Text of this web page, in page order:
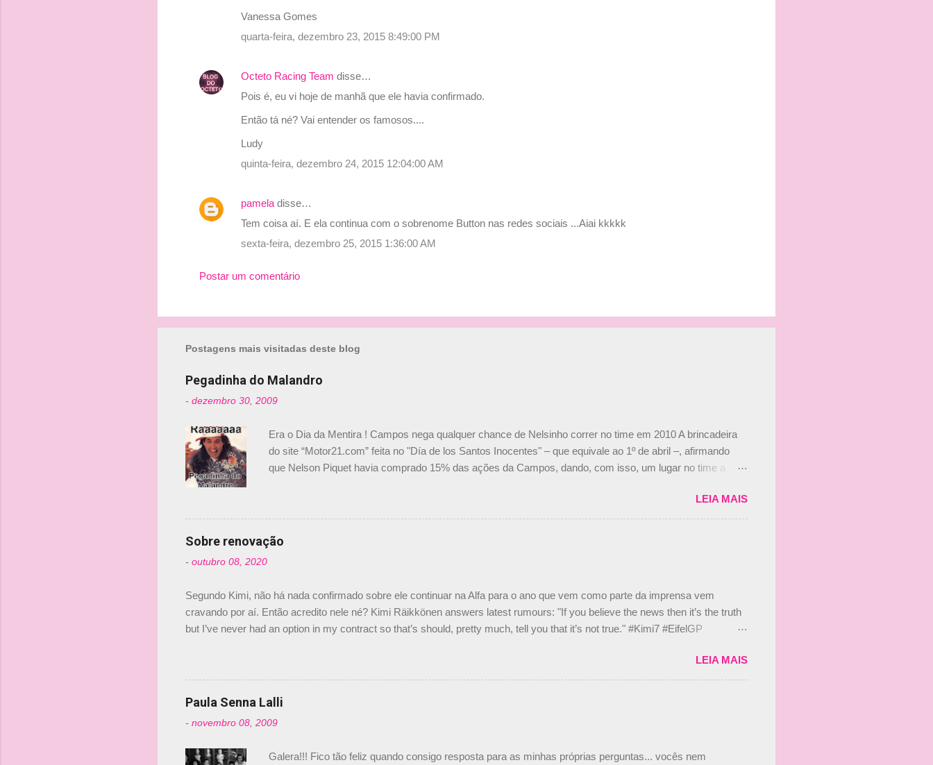
Vanessa Gomes
quarta-feira, dezembro 23, 2015 8:49:00 PM
Octeto Racing Team disse…
Pois é, eu vi hoje de manhã que ele havia confirmado.
Então tá né? Vai entender os famosos....
Ludy
quinta-feira, dezembro 24, 2015 12:04:00 AM
pamela disse…
Tem coisa aí. E ela continua com o sobrenome Button nas redes sociais ...Aiai kkkkk
sexta-feira, dezembro 25, 2015 1:36:00 AM
Postar um comentário
Postagens mais visitadas deste blog
Pegadinha do Malandro
- dezembro 30, 2009
Era o Dia da Mentira ! Campos nega qualquer chance de Nelsinho correr no time em 2010 A brincadeira
do site “Motor21.com” feita no "Día de los Santos Inocentes" – que equivale ao 1º de abril –, afirmando
que Nelson Piquet havia comprado 15% das ações da Campos, dando, com isso, um lugar no time a
dirigente foi taxativo ao declarar que o brasileiro não será o companheiro de Bruno Senna em 2010. "Na
verdade, nós recebemos uma oferta de Piquet", admitiu Audetto. “Mas depois de ter assinado com Bruno
Senna, não podemos ter dois brasileiros”, explicou, dizendo ainda que não tem nada contra o filho do
LEIA MAIS
Sobre renovação
- outubro 08, 2020
Segundo Kimi, não há nada confirmado sobre ele continuar na Alfa para o ano que vem como parte da imprensa vem
cravando por aí. Então acredito nele né? Kimi Räikkönen answers latest rumours: "If you believe the news then it’s the truth
but I’ve never had an option in my contract so that’s should, pretty much, tell you that it’s not true." #Kimi7 #EifelGP
falando sobre o fato do Iceman estar há tantos anos na F1. What is it like to have Kimi as a team mate? 🙌 Over to you,
@RGrosjean ! #EifelGP 🇩🇪 #F1 pic.twitter.com/GSAu1LWnwW — Formula 1 (@F1) October 8, 2020 Beijinhos, Ludy
LEIA MAIS
Paula Senna Lalli
- novembro 08, 2009
Galera!!! Fico tão feliz quando consigo resposta para as minhas próprias perguntas... vocês nem